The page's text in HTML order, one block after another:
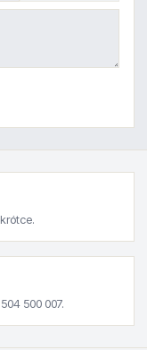
500 007.